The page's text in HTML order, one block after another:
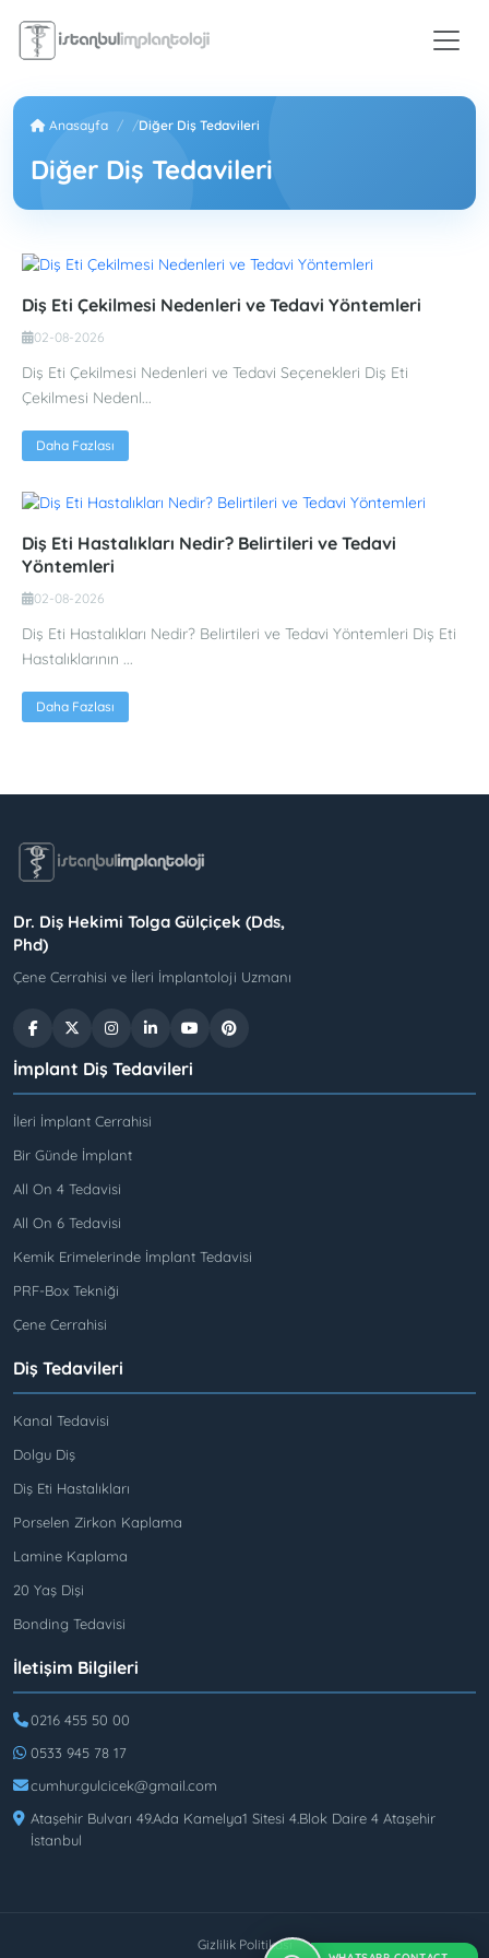
Anasayfa Diğer Diş Tedavileri
Diğer Diş Tedavileri
Diş Eti Çekilmesi Nedenleri ve Tedavi Yöntemleri
02-08-2026
Diş Eti Çekilmesi Nedenleri ve Tedavi Seçenekleri Diş Eti
Çekilmesi Nedenl...
Daha Fazlası
Diş Eti Hastalıkları Nedir? Belirtileri ve Tedavi
Yöntemleri
02-08-2026
Diş Eti Hastalıkları Nedir? Belirtileri ve Tedavi Yöntemleri Diș Eti
Hastalıklarının ...
Daha Fazlası
Dr. Diş Hekimi Tolga Gülçiçek (Dds,
Phd)
Çene Cerrahisi ve İleri İmplantoloji Uzmanı
İmplant Diş Tedavileri
İleri İmplant Cerrahisi
Bir Günde İmplant
All On 4 Tedavisi
All On 6 Tedavisi
Kemik Erimelerinde İmplant Tedavisi
PRF-Box Tekniği
Çene Cerrahisi
Diş Tedavileri
Kanal Tedavisi
Dolgu Diş
Diş Eti Hastalıkları
Porselen Zirkon Kaplama
Lamine Kaplama
20 Yaş Dişi
Bonding Tedavisi
İletişim Bilgileri
0216 455 50 00
0533 945 78 17
cumhur.gulcicek@gmail.com
Ataşehir Bulvarı 49.Ada Kamelya1 Sitesi 4.Blok Daire 4 Ataşehir
İstanbul
Gizlilik Politikası